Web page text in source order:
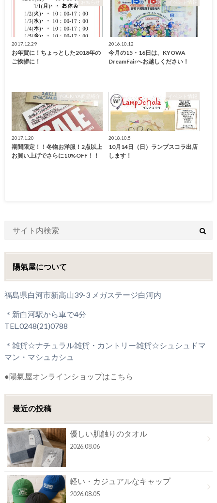
お知らせ
2017.12.29
お年賀に！ちょっとした2018年の
ご挨拶に！
イベント情報
2016.10.12
今月の15・16日は、KYOWA
DreamFairへお越しください！
YOUKIYA商品紹介
2017.1.20
期間限定！！冬物お洋服！2点以上
お買い上げでさらに10%OFF！！
2018.10.5
10月14日（日）ランプスコラ出店
します！
陽氣屋について
福島県白河市新高山39-3 メガステージ白河内
＊新白河駅から車で4分
TEL.0248(21)0788
＊雑貨☆ナチュラル雑貨・カントリー雑貨☆シュシュドマ
マン・マシュカシュ
●陽氣屋オンラインショップはこちら
最近の投稿
優しい肌触りのタオル
2026.08.06
軽い・カジュアルなキャップ
2026.08.05